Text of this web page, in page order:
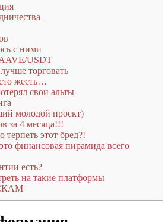
с ними
USDT
торговать
жесть…
свои альты
молодой проект)
за 4 месяца!!!
этот бред?!
финансовая пирамида всего
есть?
на такие платформы